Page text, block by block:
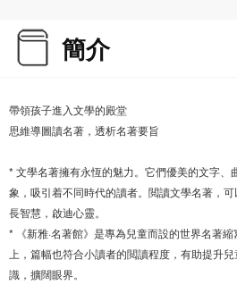
簡介
帶領孩子進入文學的殿堂
思維導圖讀名著，透析名著要旨
* 文學名著擁有永恆的魅力。它們優美的文字、
象，吸引着不同時代的讀者。閲讀文學名著，
長智慧，啟迪心靈。
* 《新雅·名著館》是專為兒童而設的世界名著
上，篇幅也符合小讀者的閲讀程度，有助提升
識，擴闊眼界。